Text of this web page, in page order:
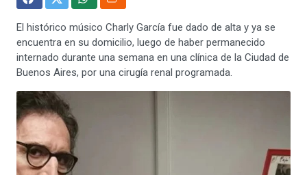
El histórico músico Charly García fue dado de alta y ya se
encuentra en su domicilio, luego de haber permanecido
internado durante una semana en una clínica de la Ciudad de
Buenos Aires, por una cirugía renal programada.